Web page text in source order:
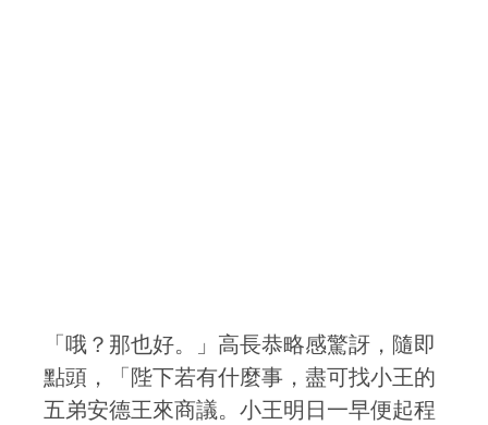
「哦？那也好。」高長恭略感驚訝，隨即
點頭，「陛下若有什麼事，盡可找小王的
五弟安德王來商議。小王明日一早便起程